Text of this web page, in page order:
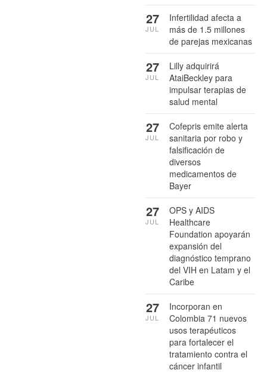
Infertilidad afecta a
más de 1.5 millones
de parejas mexicanas
27
JUL
Lilly adquirirá
AtaiBeckley para
impulsar terapias de
salud mental
27
JUL
Cofepris emite alerta
sanitaria por robo y
falsificación de
diversos
medicamentos de
Bayer
27
JUL
OPS y AIDS
Healthcare
Foundation apoyarán
expansión del
diagnóstico temprano
del VIH en Latam y el
Caribe
27
JUL
Incorporan en
Colombia 71 nuevos
usos terapéuticos
para fortalecer el
tratamiento contra el
cáncer infantil
27
JUL